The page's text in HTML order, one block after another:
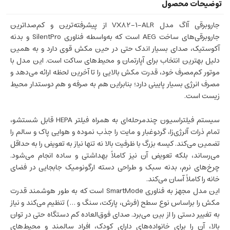
جاروبرقی آاگ مدل VX82-1-ALR از پیشرفته‌ترین و کم‌صداترین
جاروبرقی‌های ساخت AEG است که به‌واسطه فناوری SilentPro و بدنه
آکوستیک، صدای بسیار اندک حتی در حین مکش قوی دارد و به همین
دلیل بهترین انتخاب برای آپارتمان و محیط‌های ساکت است. این مدل با
موتور کم‌مصرف خود، قدرت مکش بالایی را تا آخرین لحظه ارائه می‌دهد و
مصرف انرژی بسیار پایینی دارد؛ بنابراین هم به صرفه و هم دوستدار محیط
زیست است.
سیستم فیلتراسیون چندمرحله‌ای به همراه فیلتر HEPA قابل شستشو،
تمام ذرات آلرژی‌زا، گردوغبار و مایت را جذب نموده و هوایی پاک و سالم را
تضمین می‌کند. کیسه بزرگ با ظرفیت بالا نه تنها نیاز به تعویض را به حداقل
می‌رساند، بلکه تعویض آن نیز کاملاً بهداشتی و ساده انجام می‌شود.
چرخ‌های نر‌م، بدنه سبک و طراحی دسته ارگونومیک جابجایی در فضای
خانه را کاملاً آسان می‌کند.
این مدل مجهز به فناوری SmartMode است که به طور هوشمند قدرت
مکش را براساس نوع سطح (فرش، پارکت، سنگ و …) تنظیم می‌کند و نیاز
به تغییر دستی را از بین می‌برد. صدای فوق‌العاده کم دستگاه حتی در توان
بالا، آن را برای خانواده‌های دارای کودک، افراد سالمند و محیط‌های